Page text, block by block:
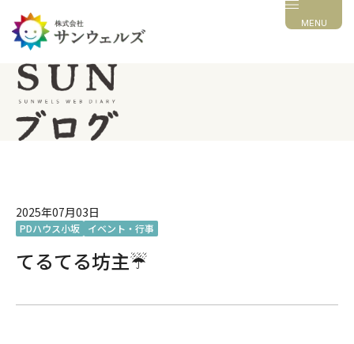
MENU
2025年07月03日
PDハウス小坂 イベント・行事
てるてる坊主☔